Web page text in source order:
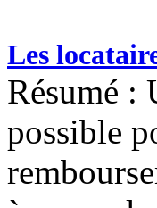
Les
Résumé :
possible